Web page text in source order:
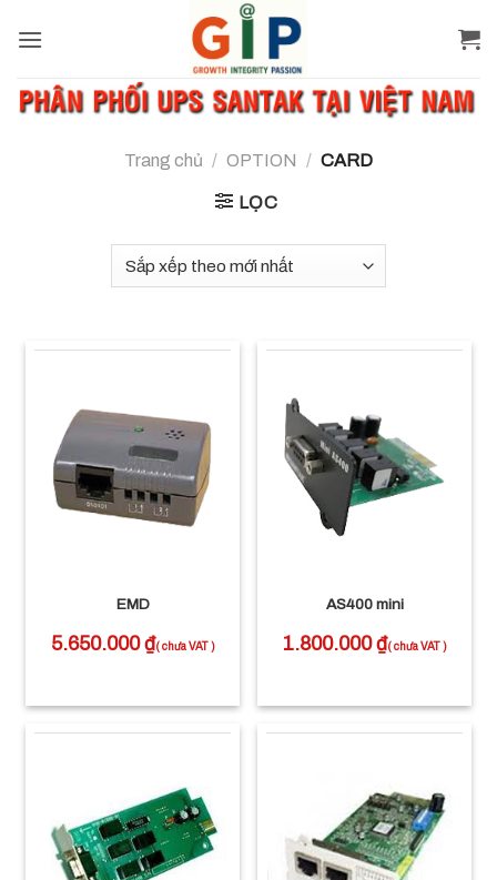
Trang chủ / OPTION / CARD
LỌC
EMD
5.650.000₫
AS400 mini
1.800.000₫